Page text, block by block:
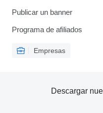
Publicar un banner
Programa de afiliados
Empresas
Descargar